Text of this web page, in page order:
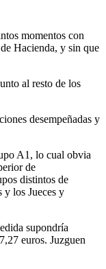
momentos con
Hacienda, y sin que
al resto de los
desempeñadas y
A1, lo cual obvia
de
distintos de
y los Jueces y
supondría
euros. Juzguen